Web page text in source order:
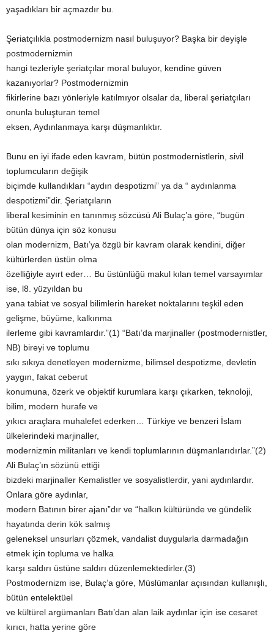
yaşadıkları bir açmazdır bu.
Şeriatçılıkla postmodernizm nasıl buluşuyor? Başka bir deyişle
postmodernizmin
hangi tezleriyle şeriatçılar moral buluyor, kendine güven
kazanıyorlar? Postmodernizmin
fikirlerine bazı yönleriyle katılmıyor olsalar da, liberal şeriatçıları
onunla buluşturan temel
eksen, Aydınlanmaya karşı düşmanlıktır.
Bunu en iyi ifade eden kavram, bütün postmodernistlerin, sivil
toplumcuların değişik
biçimde kullandıkları “aydın despotizmi” ya da “ aydınlanma
despotizmi”dir. Şeriatçıların
liberal kesiminin en tanınmış sözcüsü Ali Bulaç’a göre, “bugün
bütün dünya için söz konusu
olan modernizm, Batı’ya özgü bir kavram olarak kendini, diğer
kültürlerden üstün olma
özelliğiyle ayırt eder… Bu üstünlüğü makul kılan temel varsayımlar
ise, l8. yüzyıldan bu
yana tabiat ve sosyal bilimlerin hareket noktalarını teşkil eden
gelişme, büyüme, kalkınma
ilerleme gibi kavramlardır.”(1) “Batı’da marjinaller (postmodernistler,
NB) bireyi ve toplumu
sıkı sıkıya denetleyen modernizme, bilimsel despotizme, devletin
yaygın, fakat ceberut
konumuna, özerk ve objektif kurumlara karşı çıkarken, teknoloji,
bilim, modern hurafe ve
yıkıcı araçlara muhalefet ederken… Türkiye ve benzeri İslam
ülkelerindeki marjinaller,
modernizmin militanları ve kendi toplumlarının düşmanlarıdırlar.”(2)
Ali Bulaç’ın sözünü ettiği
bizdeki marjinaller Kemalistler ve sosyalistlerdir, yani aydınlardır.
Onlara göre aydınlar,
modern Batının birer ajanı”dır ve “halkın kültüründe ve gündelik
hayatında derin kök salmış
geleneksel unsurları çözmek, vandalist duygularla darmadağın
etmek için topluma ve halka
karşı saldırı üstüne saldırı düzenlemektedirler.(3)
Postmodernizm ise, Bulaç’a göre, Müslümanlar açısından kullanışlı,
bütün entelektüel
ve kültürel argümanları Batı’dan alan laik aydınlar için ise cesaret
kırıcı, hatta yerine göre